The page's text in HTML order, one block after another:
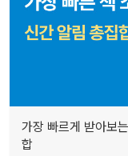
가장 빠르게 받아보
합